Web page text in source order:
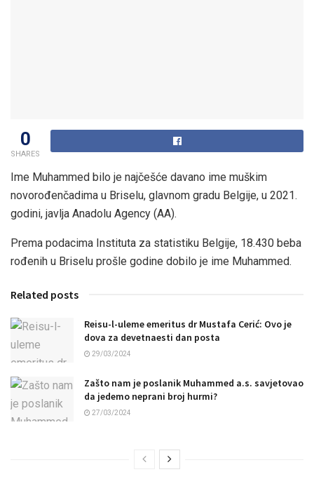
0
SHARES
Ime Muhammed bilo je najčešće davano ime muškim
novorođenčadima u Briselu, glavnom gradu Belgije, u 2021.
godini, javlja Anadolu Agency (AA).
Prema podacima Instituta za statistiku Belgije, 18.430 beba
rođenih u Briselu prošle godine dobilo je ime Muhammed.
Related posts
Reisu-l-uleme emeritus dr Mustafa Cerić: Ovo je
dova za devetnaesti dan posta
29/03/2024
Zašto nam je poslanik Muhammed a.s. savjetovao
da jedemo neprani broj hurmi?
27/03/2024